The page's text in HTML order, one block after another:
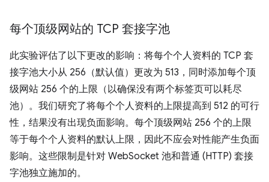
每个顶级网站的 TCP 套接字池
此实验评估了以下更改的影响：将每个个人资料的 TCP 套
接字池大小从 256（默认值）更改为 513，同时添加每个顶
级网站 256 个的上限（以确保没有两个标签页可以耗尽
池）。我们研究了将每个个人资料的上限提高到 512 的可行
性，结果没有出现负面影响。每个顶级网站 256 个的上限
等于每个个人资料的默认上限，因此不应会对性能产生负面
影响。这些限制是针对 WebSocket 池和普通 (HTTP) 套接
字池独立施加的。